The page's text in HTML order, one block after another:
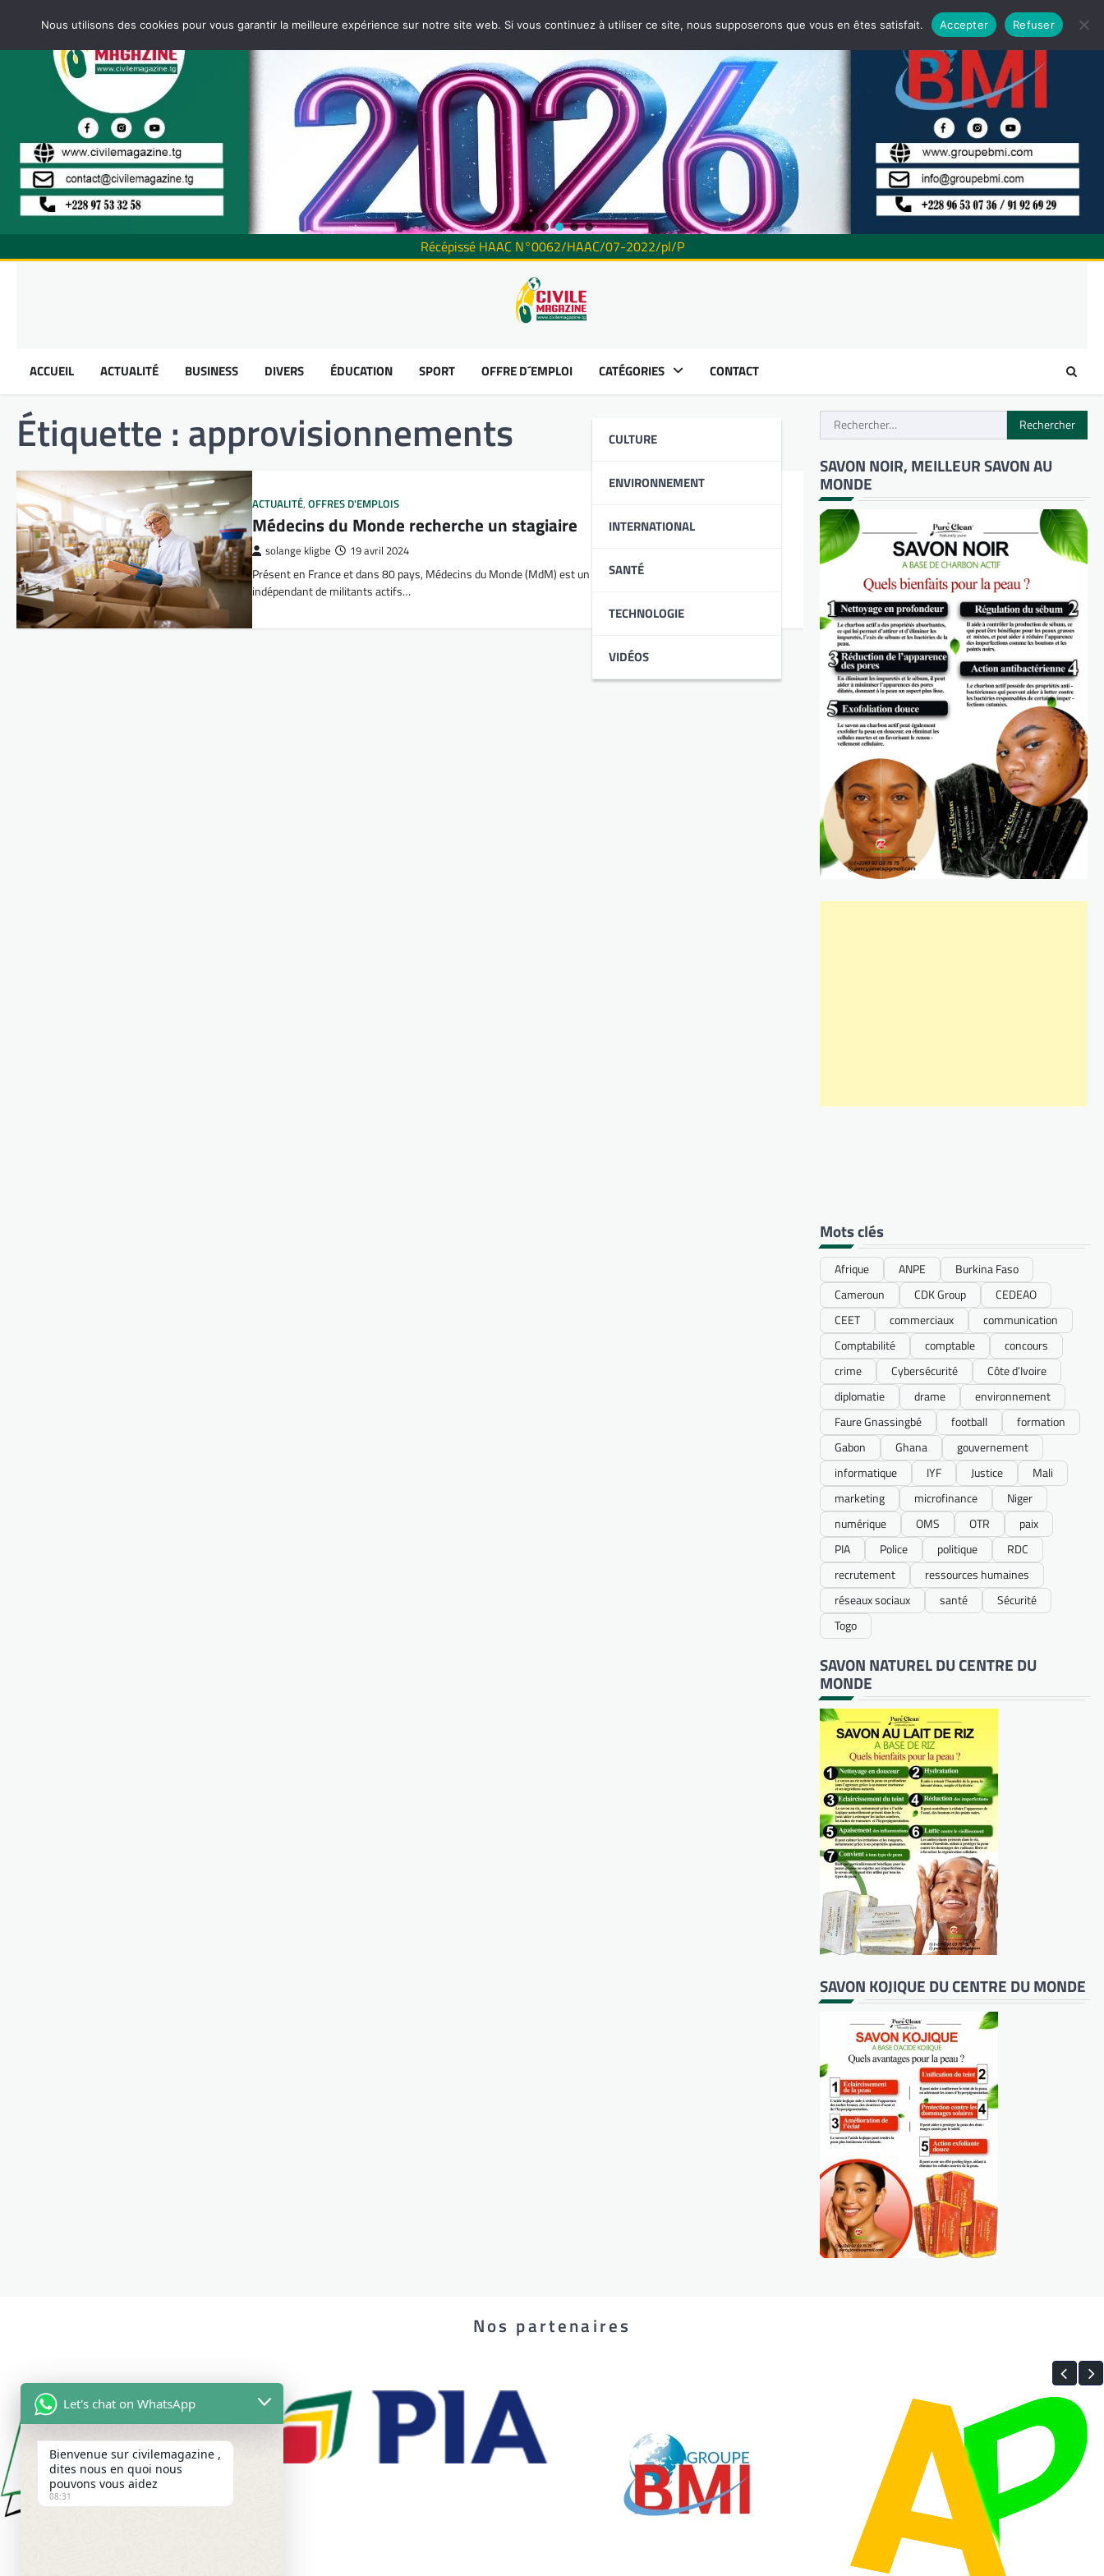
Récépissé HAAC N°0062/HAAC/07-2022/pl/P
ACCUEIL ACTUALITÉ BUSINESS DIVERS ÉDUCATION SPORT OFFRE D´EMPLOI CATÉGORIES
CULTURE
ENVIRONNEMENT
INTERNATIONAL
SANTÉ
TECHNOLOGIE
VIDÉOS
CONTACT
Étiquette : approvisionnements
ACTUALITÉ,OFFRES D'EMPLOIS
Médecins du Monde recherche un stagiaire
solange kligbe 19 avril 2024
Présent en France et dans 80 pays, Médecins du Monde (MdM) est un mouvement international
indépendant de militants actifs…
Rechercher :
SAVON NOIR, MEILLEUR SAVON AU
MONDE
Mots clés
Afrique ANPE
Burkina Faso
Cameroun
CDK Group
CEDEAO
CEET
commerciaux
communication
Comptabilité
comptable
concours
crime
Cybersécurité
Côte d’Ivoire
diplomatie
drame
environnement
Faure Gnassingbé
football
formation
Gabon
Ghana
gouvernement
informatique
IYF Justice
Mali
marketing
microfinance
Niger
numérique
OMS OTR
paix
PIA
Police politique
RDC
recrutement
ressources humaines
réseaux sociaux
santé
Sécurité
Togo
SAVON NATUREL DU CENTRE DU
MONDE
SAVON KOJIQUE DU CENTRE DU MONDE
Nos partenaires
Nous utilisons des cookies pour vous garantir la meilleure expérience sur notre site web. Si vous continuez à utiliser ce site, nous supposerons que vous en êtes satisfait. Accepter Refuser
Let's chat on WhatsApp
Bienvenue sur civilemagazine ,
dites nous en quoi nous
pouvons vous aidez
08:31